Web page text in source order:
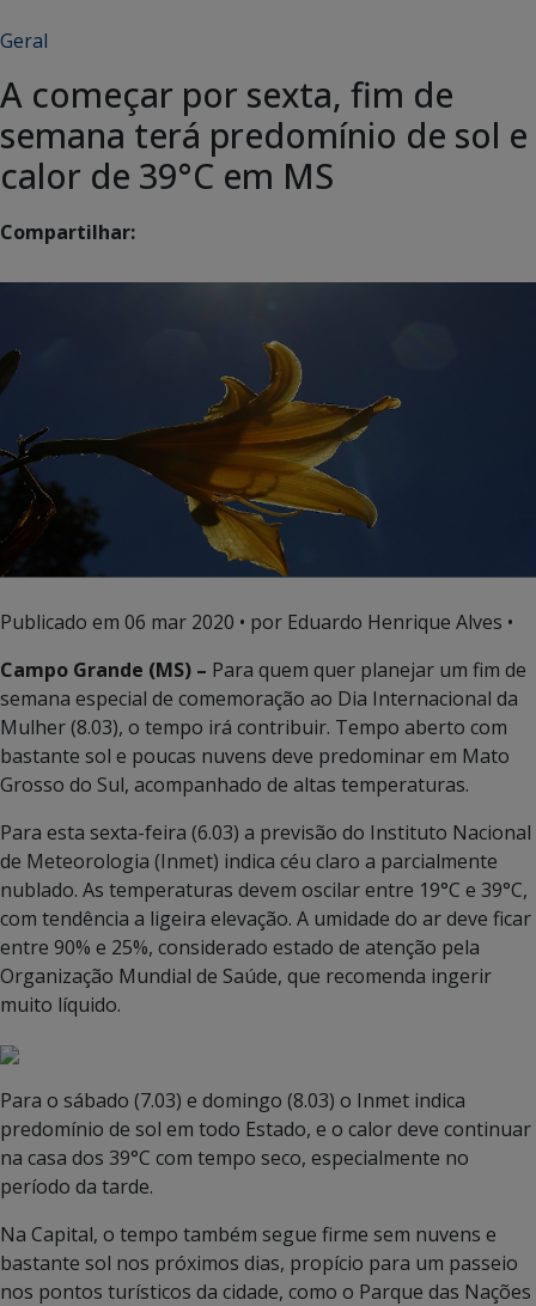
Geral
A começar por sexta, fim de
semana terá predomínio de sol e
calor de 39°C em MS
Compartilhar:
Publicado em 06 mar 2020 • por Eduardo Henrique Alves •
Campo Grande (MS) – Para quem quer planejar um fim de
semana especial de comemoração ao Dia Internacional da
Mulher (8.03), o tempo irá contribuir. Tempo aberto com
bastante sol e poucas nuvens deve predominar em Mato
Grosso do Sul, acompanhado de altas temperaturas.
Para esta sexta-feira (6.03) a previsão do Instituto Nacional
de Meteorologia (Inmet) indica céu claro a parcialmente
nublado. As temperaturas devem oscilar entre 19°C e 39°C,
com tendência a ligeira elevação. A umidade do ar deve ficar
entre 90% e 25%, considerado estado de atenção pela
Organização Mundial de Saúde, que recomenda ingerir
muito líquido.
Para o sábado (7.03) e domingo (8.03) o Inmet indica
predomínio de sol em todo Estado, e o calor deve continuar
na casa dos 39°C com tempo seco, especialmente no
período da tarde.
Na Capital, o tempo também segue firme sem nuvens e
bastante sol nos próximos dias, propício para um passeio
nos pontos turísticos da cidade, como o Parque das Nações